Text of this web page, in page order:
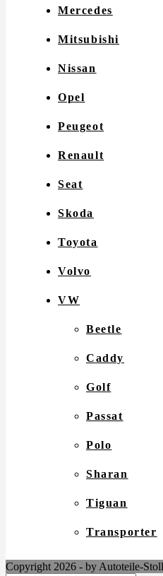
Mercedes
Mitsubishi
Nissan
Opel
Peugeot
Renault
Seat
Skoda
Toyota
Volvo
VW
Beetle
Caddy
Golf
Passat
Polo
Sharan
Tiguan
Transporter
Copyright 2026 - by Autoteile-